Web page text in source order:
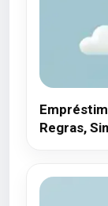
Regras,